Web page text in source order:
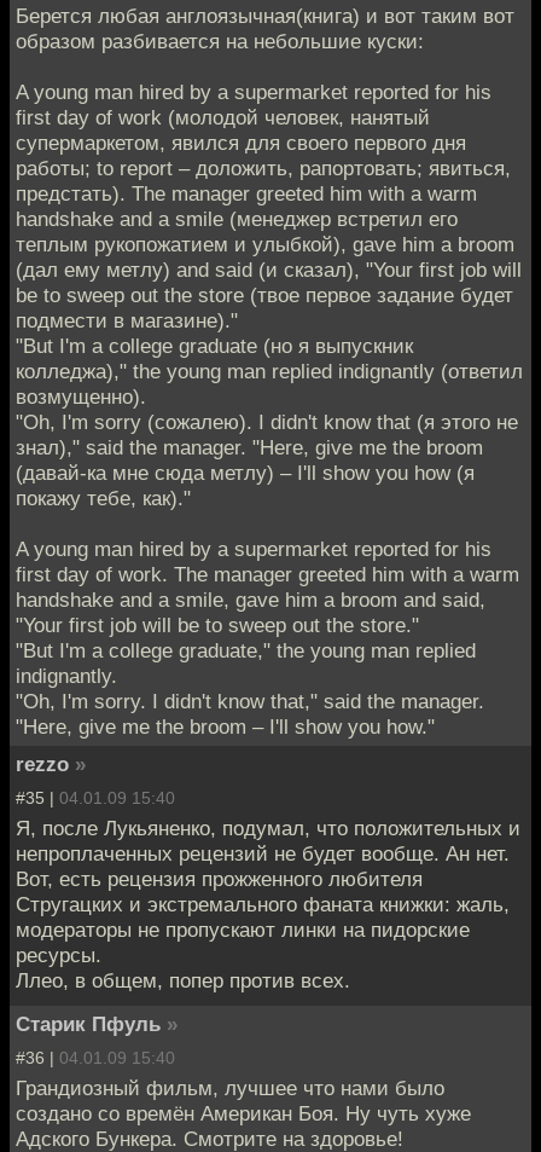
Берется любая англоязычная(книга) и вот таким вот
образом разбивается на небольшие куски:
A young man hired by a supermarket reported for his
first day of work (молодой человек, нанятый
супермаркетом, явился для своего первого дня
работы; to report – доложить, рапортовать; явиться,
предстать). The manager greeted him with a warm
handshake and a smile (менеджер встретил его
теплым рукопожатием и улыбкой), gave him a broom
(дал ему метлу) and said (и сказал), "Your first job will
be to sweep out the store (твое первое задание будет
подмести в магазине)."
"But I'm a college graduate (но я выпускник
колледжа)," the young man replied indignantly (ответил
возмущенно).
"Oh, I'm sorry (сожалею). I didn't know that (я этого не
знал)," said the manager. "Here, give me the broom
(давай-ка мне сюда метлу) – I'll show you how (я
покажу тебе, как)."
A young man hired by a supermarket reported for his
first day of work. The manager greeted him with a warm
handshake and a smile, gave him a broom and said,
"Your first job will be to sweep out the store."
"But I'm a college graduate," the young man replied
indignantly.
"Oh, I'm sorry. I didn't know that," said the manager.
"Here, give me the broom – I'll show you how."
rezzo »
#35 | 04.01.09 15:40
Я, после Лукьяненко, подумал, что положительных и
непроплаченных рецензий не будет вообще. Ан нет.
Вот, есть рецензия прожженного любителя
Стругацких и экстремального фаната книжки: жаль,
модераторы не пропускают линки на пидорские
ресурсы.
Ллео, в общем, попер против всех.
Старик Пфуль »
#36 | 04.01.09 15:40
Грандиозный фильм, лучшее что нами было
создано со времён Американ Боя. Ну чуть хуже
Адского Бункера. Смотрите на здоровье!